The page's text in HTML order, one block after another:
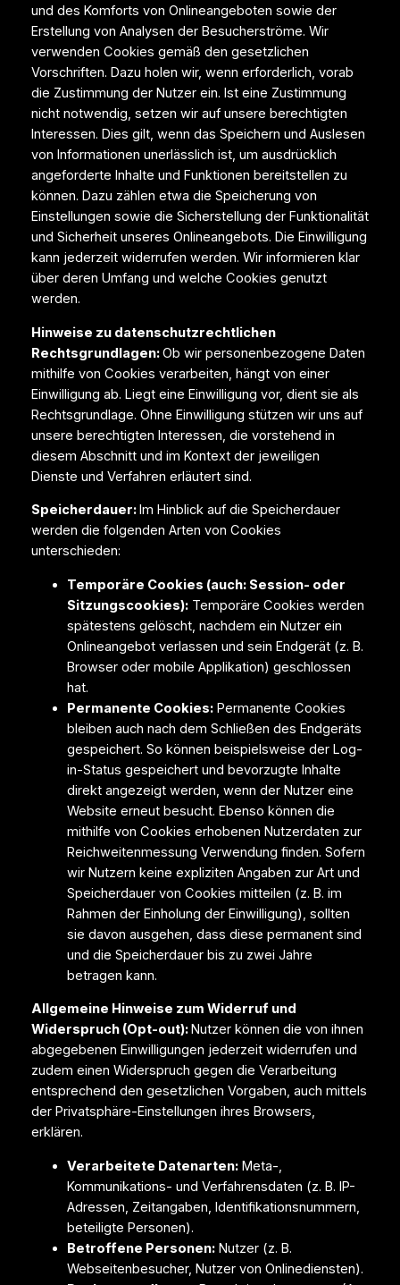
und des Komforts von Onlineangeboten sowie der
Erstellung von Analysen der Besucherströme. Wir
verwenden Cookies gemäß den gesetzlichen
Vorschriften. Dazu holen wir, wenn erforderlich, vorab
die Zustimmung der Nutzer ein. Ist eine Zustimmung
nicht notwendig, setzen wir auf unsere berechtigten
Interessen. Dies gilt, wenn das Speichern und Auslesen
von Informationen unerlässlich ist, um ausdrücklich
angeforderte Inhalte und Funktionen bereitstellen zu
können. Dazu zählen etwa die Speicherung von
Einstellungen sowie die Sicherstellung der Funktionalität
und Sicherheit unseres Onlineangebots. Die Einwilligung
kann jederzeit widerrufen werden. Wir informieren klar
über deren Umfang und welche Cookies genutzt
werden.
Hinweise zu datenschutzrechtlichen
Rechtsgrundlagen:Ob wir personenbezogene Daten
mithilfe von Cookies verarbeiten, hängt von einer
Einwilligung ab. Liegt eine Einwilligung vor, dient sie als
Rechtsgrundlage. Ohne Einwilligung stützen wir uns auf
unsere berechtigten Interessen, die vorstehend in
diesem Abschnitt und im Kontext der jeweiligen
Dienste und Verfahren erläutert sind.
Speicherdauer:Im Hinblick auf die Speicherdauer
werden die folgenden Arten von Cookies
unterschieden:
Temporäre Cookies (auch: Session- oder
Sitzungscookies):Temporäre Cookies werden
spätestens gelöscht, nachdem ein Nutzer ein
Onlineangebot verlassen und sein Endgerät (z. B.
Browser oder mobile Applikation) geschlossen
hat.
Permanente Cookies:Permanente Cookies
bleiben auch nach dem Schließen des Endgeräts
gespeichert. So können beispielsweise der Log-
in-Status gespeichert und bevorzugte Inhalte
direkt angezeigt werden, wenn der Nutzer eine
Website erneut besucht. Ebenso können die
mithilfe von Cookies erhobenen Nutzerdaten zur
Reichweitenmessung Verwendung finden. Sofern
wir Nutzern keine expliziten Angaben zur Art und
Speicherdauer von Cookies mitteilen (z. B. im
Rahmen der Einholung der Einwilligung), sollten
sie davon ausgehen, dass diese permanent sind
und die Speicherdauer bis zu zwei Jahre
betragen kann.
Allgemeine Hinweise zum Widerruf und
Widerspruch (Opt-out):Nutzer können die von ihnen
abgegebenen Einwilligungen jederzeit widerrufen und
zudem einen Widerspruch gegen die Verarbeitung
entsprechend den gesetzlichen Vorgaben, auch mittels
der Privatsphäre-Einstellungen ihres Browsers,
erklären.
Verarbeitete Datenarten:Meta-,
Kommunikations- und Verfahrensdaten (z. B. IP-
Adressen, Zeitangaben, Identifikationsnummern,
beteiligte Personen).
Betroffene Personen:Nutzer (z. B.
Webseitenbesucher, Nutzer von Onlinediensten).